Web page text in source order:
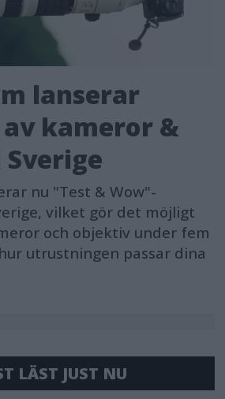
lanserar
kameror &
nu "Test & Wow"-
vilket gör det möjligt
och objektiv under fem
utrustningen passar dina
LÄST JUST NU